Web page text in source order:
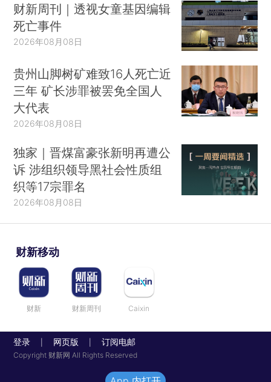
财新周刊｜透视女童基因编辑
死亡事件
2026年08月08日
贵州山脚树矿难致16人死亡近
三年 矿长涉罪被罢免全国人
大代表
2026年08月08日
独家｜晋煤富豪张新明再遭公
诉 涉组织领导黑社会性质组
织等17宗罪名
2026年08月08日
财新移动
财新 财新周刊 Caixin
登录 网页版 订阅电邮
Copyright 财新网 All Rights Reserved